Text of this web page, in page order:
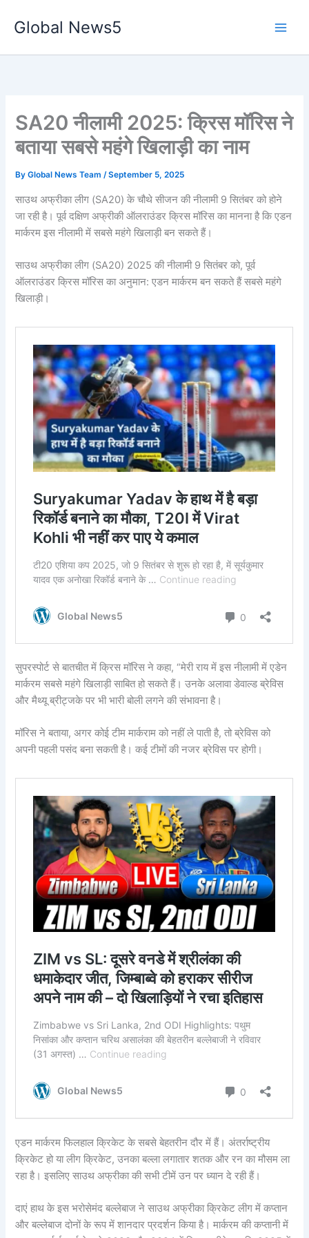
Global News5
SA20 नीलामी 2025: क्रिस मॉरिस ने
बताया सबसे महंगे खिलाड़ी का नाम
ByGlobal News Team/September 5, 2025
साउथ अफ्रीका लीग (SA20) के चौथे सीजन की नीलामी 9 सितंबर को होने
जा रही है। पूर्व दक्षिण अफ्रीकी ऑलराउंडर क्रिस मॉरिस का मानना है कि एडन
मार्करम इस नीलामी में सबसे महंगे खिलाड़ी बन सकते हैं।
साउथ अफ्रीका लीग (SA20) 2025 की नीलामी 9 सितंबर को, पूर्व
ऑलराउंडर क्रिस मॉरिस का अनुमान: एडन मार्करम बन सकते हैं सबसे महंगे
खिलाड़ी।
सुपरस्पोर्ट से बातचीत में क्रिस मॉरिस ने कहा, “मेरी राय में इस नीलामी में एडेन
मार्करम सबसे महंगे खिलाड़ी साबित हो सकते हैं। उनके अलावा डेवाल्ड ब्रेविस
और मैथ्यू ब्रीट्जके पर भी भारी बोली लगने की संभावना है।
मॉरिस ने बताया, अगर कोई टीम मार्कराम को नहीं ले पाती है, तो ब्रेविस को
अपनी पहली पसंद बना सकती है। कई टीमों की नजर ब्रेविस पर होगी।
एडन मार्करम फिलहाल क्रिकेट के सबसे बेहतरीन दौर में हैं। अंतर्राष्ट्रीय
क्रिकेट हो या लीग क्रिकेट, उनका बल्ला लगातार शतक और रन का मौसम ला
रहा है। इसलिए साउथ अफ्रीका की सभी टीमें उन पर ध्यान दे रही हैं।
दाएं हाथ के इस भरोसेमंद बल्लेबाज ने साउथ अफ्रीका क्रिकेट लीग में कप्तान
और बल्लेबाज दोनों के रूप में शानदार प्रदर्शन किया है। मार्करम की कप्तानी में